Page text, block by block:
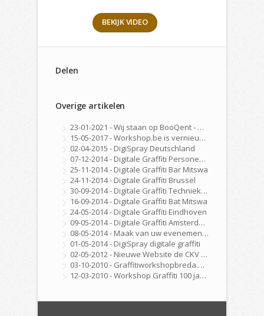
BEKIJK VIDEO
Delen
Overige artikelen
23-01-2021 - Wij staan op BooQent - Workshop Platform
15-05-2017 - Workshop.be is vernieuwd!
02-04-2015 - DigiSpray Deutschland
07-12-2014 - Digitale Graffiti Personeelsfeest
25-11-2014 - Digitale Graffiti Bar Mitswa
24-11-2014 - Digitale Graffiti Brussel
30-09-2014 - Digitale Graffiti Techniekdag Nijmegen
16-09-2014 - Digitale Graffiti Bat Mitswa
24-05-2014 - Digitale Graffiti Eindhoven
09-05-2014 - Digitale Graffiti Amsterdam
08-05-2014 - Maak van uw evenement, beurs, feest of congres een echte ervaring met onze DigiSpray Digitale Graffiti Wall!
01-05-2014 - DigiSpray digitale graffiti
02-05-2012 - Nieuwe Website de CKV Fabriek is Online
03-10-2010 - Graffitiworkshopbreda.nl gelanceerd!
12-03-2010 - Workshop Graffiti 100 jarig bestaan Golfclub Hilversum